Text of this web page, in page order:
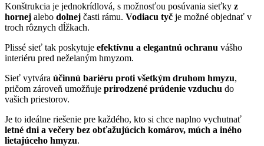
Konštrukcia je jednokrídlová, s možnosťou posúvania sieťky z
hornej alebo dolnej časti rámu. Vodiacu tyč je možné objednať v
troch rôznych dĺžkach.
Plissé sieť tak poskytuje efektívnu a elegantnú ochranu vášho
interiéru pred neželaným hmyzom.
Sieť vytvára účinnú bariéru proti všetkým druhom hmyzu,
pričom zároveň umožňuje prirodzené prúdenie vzduchu do
vašich priestorov.
Je to ideálne riešenie pre každého, kto si chce naplno vychutnať
letné dni a večery bez obťažujúcich komárov, múch a iného
lietajúceho hmyzu.